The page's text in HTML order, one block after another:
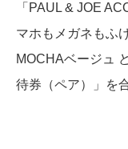
「PAUL & JOE
マホもメガネもふ
MOCHAベージュ
待券（ペア）」を